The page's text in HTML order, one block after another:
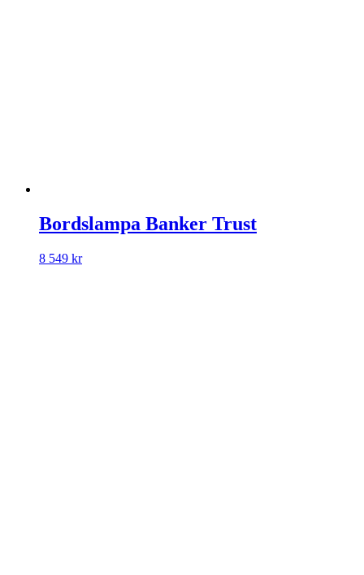
Bordslampa Banker Trust
8 549 kr